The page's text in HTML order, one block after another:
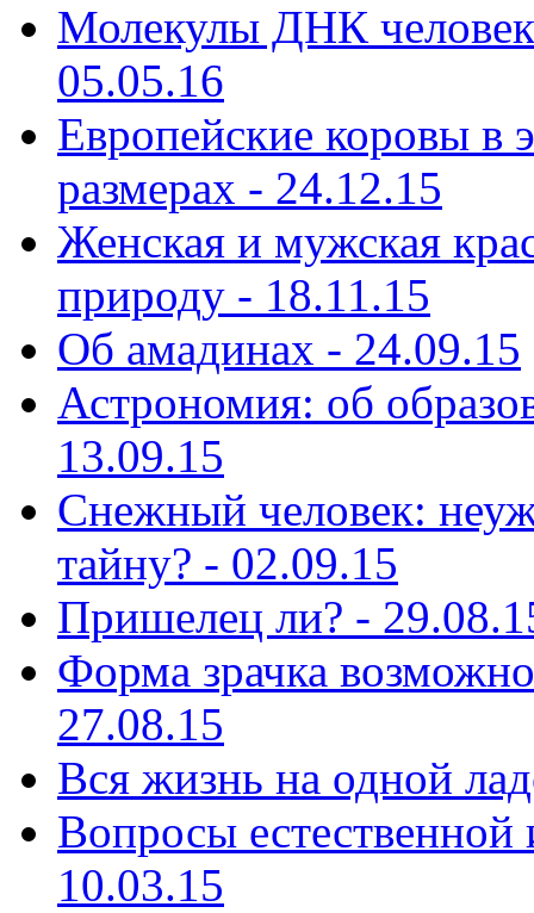
Молекулы ДНК
05.05.16
Европейские коровы в
размерах - 24.12.15
Женская и мужская
природу - 18.11.15
Об амадинах - 24.09.15
Астрономия: об
13.09.15
Снежный человек:
тайну? - 02.09.15
Пришелец ли? -
Форма зрачка
27.08.15
Вся жизнь на одной
Вопросы естественной
10.03.15